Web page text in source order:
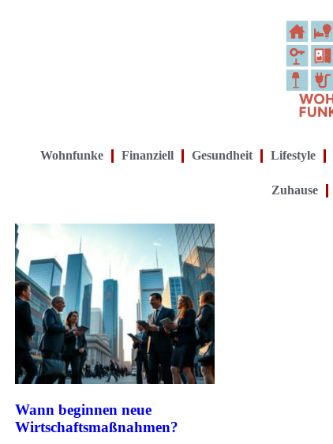
Wohnfunke Finanziell Gesundheit Lifestyle
Zuhause
Wann beginnen neue
Wirtschaftsmaßnahmen?